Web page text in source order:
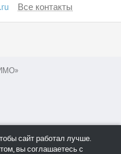
Все контакты
сайт работал лучше.
вы соглашаетесь с